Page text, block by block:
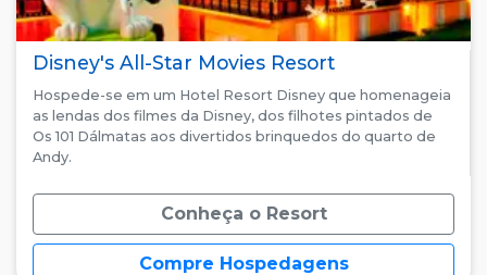
Disney's All-Star Movies Resort
Hospede-se em um Hotel Resort Disney que homenageia
as lendas dos filmes da Disney, dos filhotes pintados de
Os 101 Dálmatas aos divertidos brinquedos do quarto de
Andy.
Conheça o Resort
Compre Hospedagens